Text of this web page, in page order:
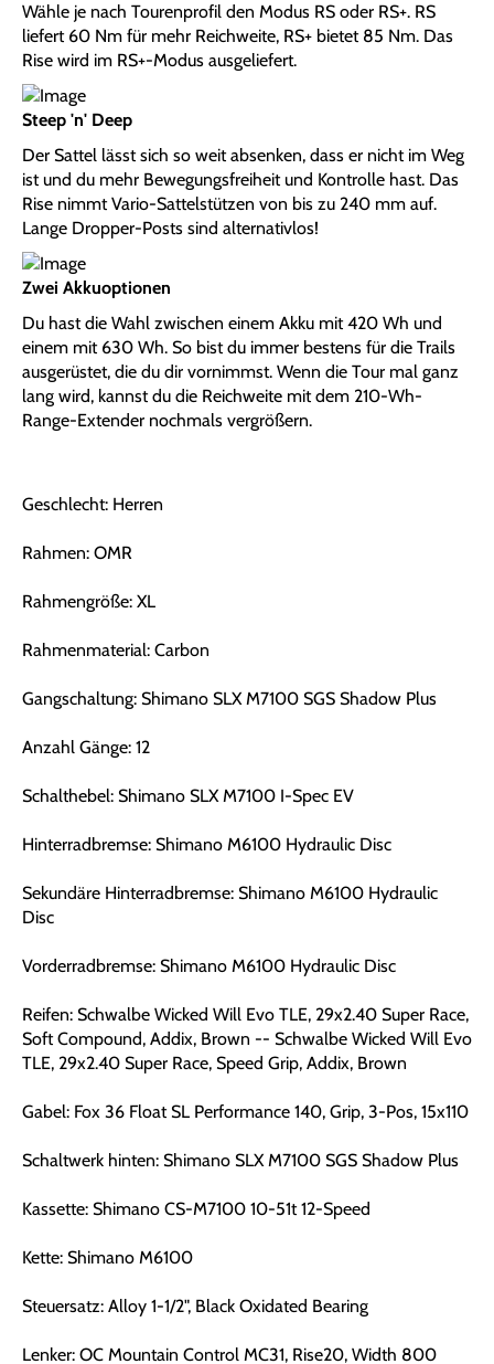
Wähle je nach Tourenprofil den Modus RS oder RS+. RS
liefert 60 Nm für mehr Reichweite, RS+ bietet 85 Nm. Das
Rise wird im RS+-Modus ausgeliefert.
Steep 'n' Deep
Der Sattel lässt sich so weit absenken, dass er nicht im Weg
ist und du mehr Bewegungsfreiheit und Kontrolle hast. Das
Rise nimmt Vario-Sattelstützen von bis zu 240 mm auf.
Lange Dropper-Posts sind alternativlos!
Zwei Akkuoptionen
Du hast die Wahl zwischen einem Akku mit 420 Wh und
einem mit 630 Wh. So bist du immer bestens für die Trails
ausgerüstet, die du dir vornimmst. Wenn die Tour mal ganz
lang wird, kannst du die Reichweite mit dem 210-Wh-
Range-Extender nochmals vergrößern.
Geschlecht: Herren
Rahmen: OMR
Rahmengröße: XL
Rahmenmaterial: Carbon
Gangschaltung: Shimano SLX M7100 SGS Shadow Plus
Anzahl Gänge: 12
Schalthebel: Shimano SLX M7100 I-Spec EV
Hinterradbremse: Shimano M6100 Hydraulic Disc
Sekundäre Hinterradbremse: Shimano M6100 Hydraulic
Disc
Vorderradbremse: Shimano M6100 Hydraulic Disc
Reifen: Schwalbe Wicked Will Evo TLE, 29x2.40 Super Race,
Soft Compound, Addix, Brown -- Schwalbe Wicked Will Evo
TLE, 29x2.40 Super Race, Speed Grip, Addix, Brown
Gabel: Fox 36 Float SL Performance 140, Grip, 3-Pos, 15x110
Schaltwerk hinten: Shimano SLX M7100 SGS Shadow Plus
Kassette: Shimano CS-M7100 10-51t 12-Speed
Kette: Shimano M6100
Steuersatz: Alloy 1-1/2", Black Oxidated Bearing
Lenker: OC Mountain Control MC31, Rise20, Width 800